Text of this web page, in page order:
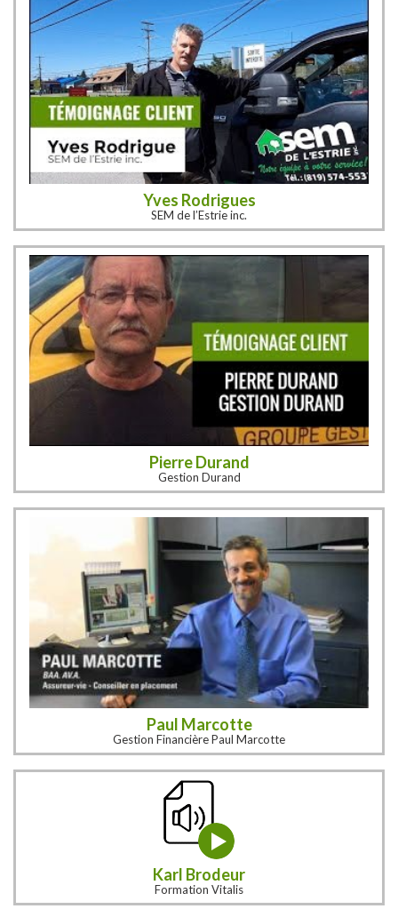
Yves Rodrigues
SEM de l’Estrie inc.
Pierre Durand
Gestion Durand
Paul Marcotte
Gestion Financière Paul Marcotte
Karl Brodeur
Formation Vitalis